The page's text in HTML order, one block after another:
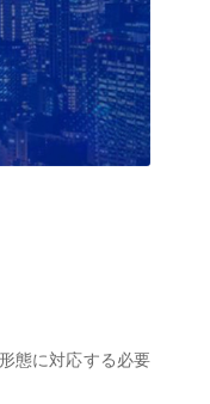
態に対応する必要